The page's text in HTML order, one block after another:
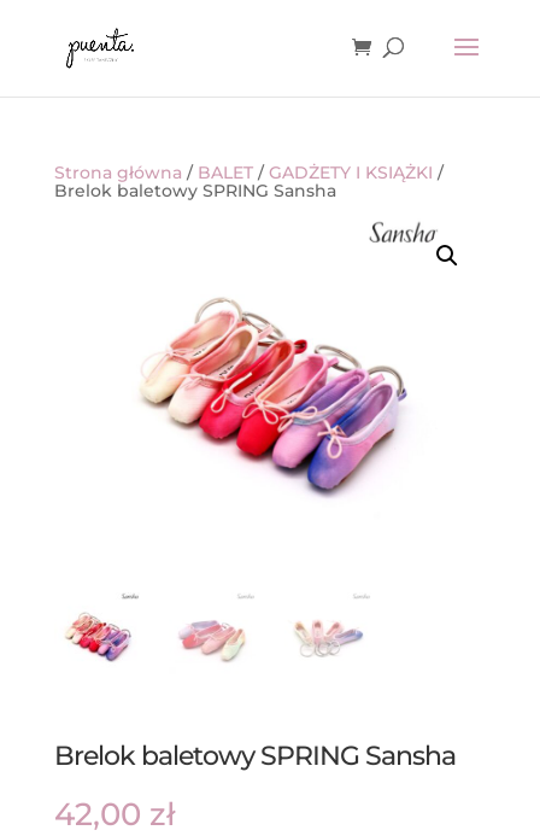
Strona główna / BALET/GADŻETY I KSIĄŻKI /
Brelok baletowy SPRING Sansha
Brelok baletowy SPRING Sansha
42,00 zł